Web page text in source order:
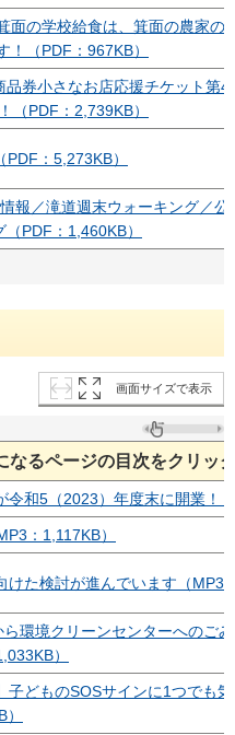
面の学校給食は、箕面の農家の
！（PDF：967KB）
品券小さなお店応援チケット第4
（PDF：2,739KB）
：5,273KB）
報／滝道週末ウォーキング／
PDF：1,460KB）
画面サイズで表示
なるページの目次をクリッ
令和5（2023）年度末に開業！
：1,117KB）
けた検討が進んでいます（MP3
環境クリーンセンターへのご
）
子どものSOSサインに1つでも